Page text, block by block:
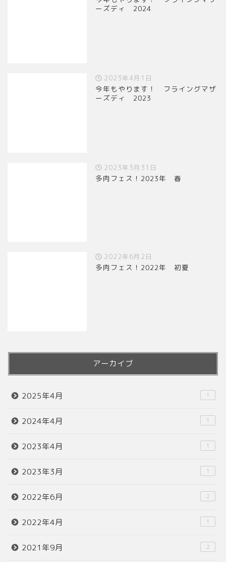
ーズディ 2024
2023年4月1日
今年もやります！ フライングマザ
ーズディ 2023
2023年3月31日
多肉フェス！2023年 春
2022年6月2日
多肉フェス！2022年 初夏
アーカイブ
2025年4月 1
2024年4月 1
2023年4月 1
2023年3月 1
2022年6月 2
2022年4月 1
2021年9月 2